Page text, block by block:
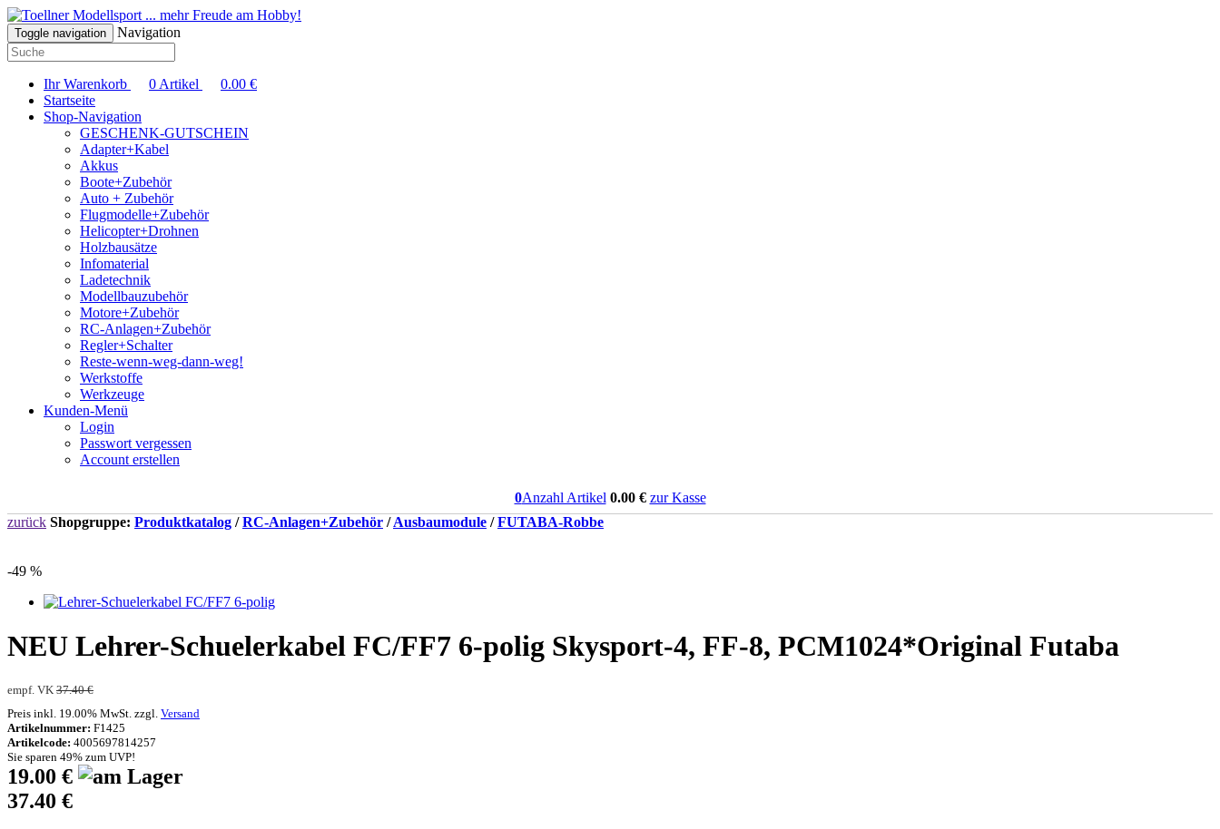
... mehr Freude am Hobby!
Toggle navigation Navigation
Ihr Warenkorb 0 Artikel 0.00 €
Startseite
Shop-Navigation
GESCHENK-GUTSCHEIN
Adapter+Kabel
Akkus
Boote+Zubehör
Auto + Zubehör
Flugmodelle+Zubehör
Helicopter+Drohnen
Holzbausätze
Infomaterial
Ladetechnik
Modellbauzubehör
Motore+Zubehör
RC-Anlagen+Zubehör
Regler+Schalter
Reste-wenn-weg-dann-weg!
Werkstoffe
Werkzeuge
Kunden-Menü
Login
Passwort vergessen
Account erstellen
0Anzahl Artikel 0.00€ zur Kasse
zurück Shopgruppe: Produktkatalog /RC-Anlagen+Zubehör /Ausbaumodule /FUTABA-Robbe
-49 %
NEU Lehrer-Schuelerkabel FC/FF7 6-polig Skysport-4, FF-8, PCM1024*Original Futaba
empf. VK 37.40 €
Preis inkl. 19.00% MwSt. zzgl. Versand
Artikelnummer: F1425
Artikelcode: 4005697814257
Sie sparen 49% zum UVP!
19.00 €
37.40 €